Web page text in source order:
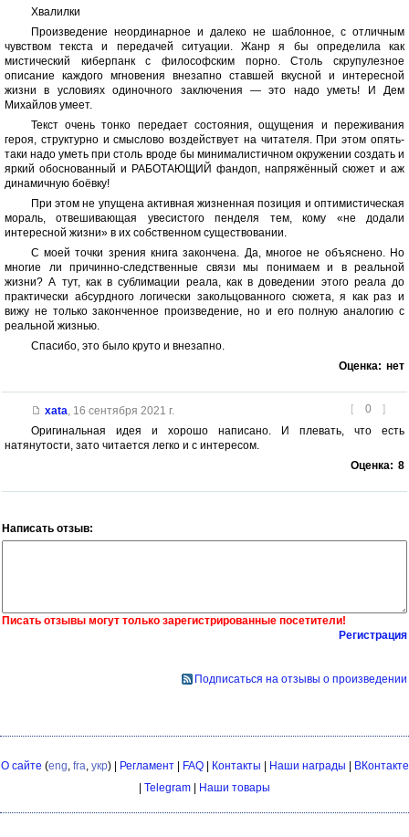
Хвалилки
Произведение неординарное и далеко не шаблонное, с отличным
чувством текста и передачей ситуации. Жанр я бы определила как
мистический киберпанк с философским порно. Столь скрупулезное
описание каждого мгновения внезапно ставшей вкусной и интересной
жизни в условиях одиночного заключения — это надо уметь! И Дем
Михайлов умеет.
Текст очень тонко передает состояния, ощущения и переживания
героя, структурно и смыслово воздействует на читателя. При этом опять-
таки надо уметь при столь вроде бы минималистичном окружении создать и
яркий обоснованный и РАБОТАЮЩИЙ фандоп, напряжённый сюжет и аж
динамичную боёвку!
При этом не упущена активная жизненная позиция и оптимистическая
мораль, отвешивающая увесистого пенделя тем, кому «не додали
интересной жизни» в их собственном существовании.
С моей точки зрения книга закончена. Да, многое не объяснено. Но
многие ли причинно-следственные связи мы понимаем и в реальной
жизни? А тут, как в сублимации реала, как в доведении этого реала до
практически абсурдного логически закольцованного сюжета, я как раз и
вижу не только законченное произведение, но и его полную аналогию с
реальной жизнью.
Спасибо, это было круто и внезапно.
Оценка: нет
[ 0 ]
xata, 16 сентября 2021 г.
Оригинальная идея и хорошо написано. И плевать, что есть
натянутости, зато читается легко и с интересом.
Оценка: 8
Написать отзыв:
Писать отзывы могут только зарегистрированные посетители!
Регистрация
Подписаться на отзывы о произведении
О сайте (eng, fra, укр) | Регламент| FAQ| Контакты Наши награды
ВКонтакте
Telegram Наши товары